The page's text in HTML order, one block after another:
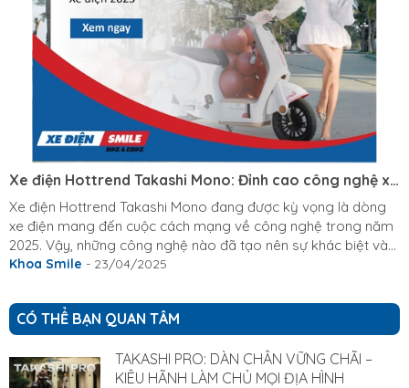
Xe điện Hottrend Takashi Mono: Đỉnh cao công nghệ xe
điện 2025
Xe điện Hottrend Takashi Mono đang được kỳ vọng là dòng
xe điện mang đến cuộc cách mạng về công nghệ trong năm
2025. Vậy, những công nghệ nào đã tạo nên sự khác biệt và
đưa Mono lên vị trí dẫn đầu? Liệu những lời "quảng cáo" có đi
tôi khám phá chi tiết những công nghệ tiên tiến được tích hợp
trên Hottrend Mono để có cái nhìn khách quan và toàn diện
nhất. I) Giới thiệu tổng quan về xe điện hottrend Takashi Mono
Là dòng...
Khoa Smile - 23/04/2025
CÓ THỂ BẠN QUAN TÂM
TAKASHI PRO: DÀN CHÂN VỮNG CHÃI –
KIÊU HÃNH LÀM CHỦ MỌI ĐỊA HÌNH